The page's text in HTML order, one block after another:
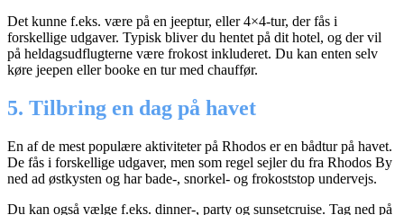
Det kunne f.eks. være på en jeeptur, eller 4×4-tur, der fås i
forskellige udgaver. Typisk bliver du hentet på dit hotel, og der vil
på heldagsudflugterne være frokost inkluderet. Du kan enten selv
køre jeepen eller booke en tur med chauffør.
5. Tilbring en dag på havet
En af de mest populære aktiviteter på Rhodos er en bådtur på havet.
De fås i forskellige udgaver, men som regel sejler du fra Rhodos By
ned ad østkysten og har bade-, snorkel- og frokoststop undervejs.
Du kan også vælge f.eks. dinner-, party og sunsetcruise. Tag ned på